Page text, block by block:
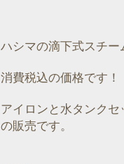
ハシマの滴下式スチー
消費税込の価格です！
アイロンと水タンク
の販売です。